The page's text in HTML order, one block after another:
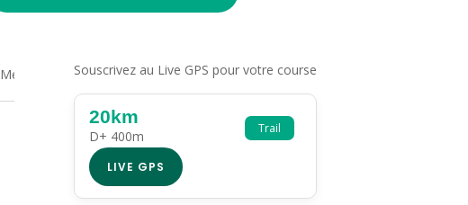
Medias Souscrivez au Live GPS pour votre course
Trail
20km
D+ 400m
LIVE GPS